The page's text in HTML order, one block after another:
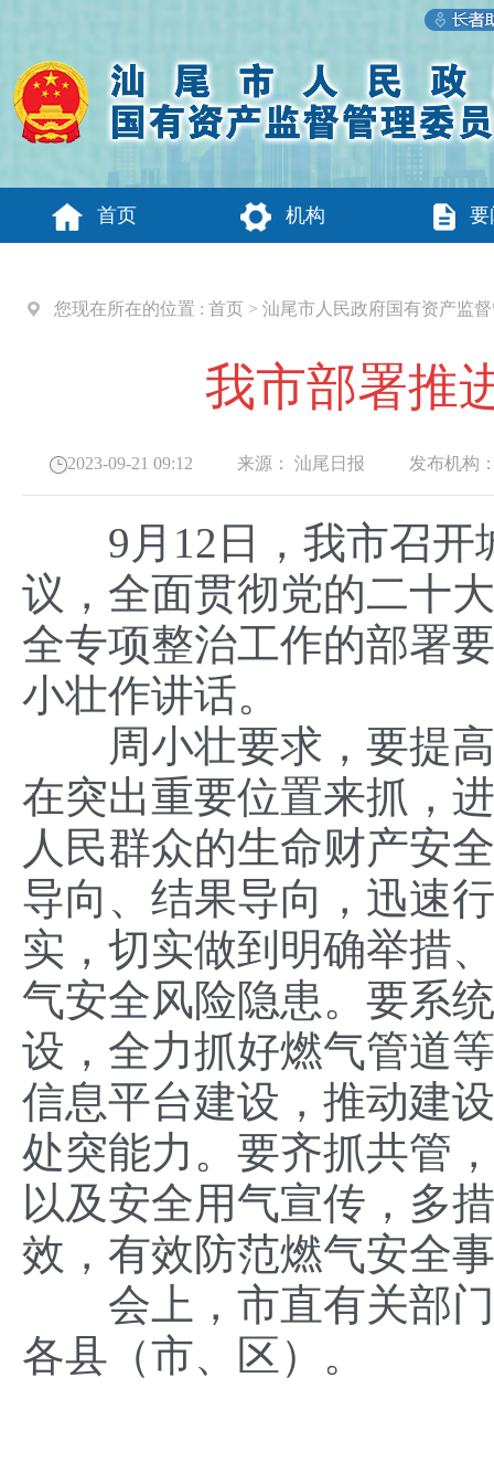
首页 机构 要
您现在所在的位置 : 首页 > 汕尾市人民政府国有资产监
我市部署推
2023-09-21 09:12 来源： 汕尾日报 发布机构
9月12日，我市召开
议，全面贯彻党的二十
全专项整治工作的部署
小壮作讲话。
周小壮要求，要提高
在突出重要位置来抓，
人民群众的生命财产安
导向、结果导向，迅速
实，切实做到明确举措
气安全风险隐患。要系
设，全力抓好燃气管道
信息平台建设，推动建
处突能力。要齐抓共管
以及安全用气宣传，多
效，有效防范燃气安全
会上，市直有关部门
各县（市、区）。